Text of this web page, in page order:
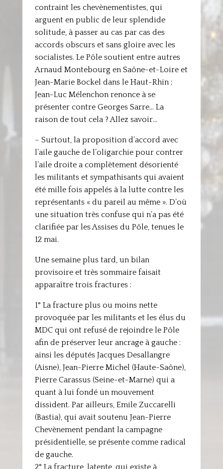
contraint les chevènementistes, qui
arguent en public de leur splendide
solitude, à passer au cas par cas des
accords obscurs et sans gloire avec les
socialistes. Le Pôle soutient entre autres
Arnaud Montebourg en Saône-et-Loire et
Jean-Marie Bockel dans le Haut-Rhin ;
Jean-Luc Mélenchon renonce à se
présenter contre Georges Sarre… La
raison de tout cela ? Allez savoir…
– Surtout, la proposition d’accord avec
l’aile gauche de l’oligarchie pour contrer
l’aile droite a complètement désorienté
les militants et sympathisants qui avaient
été mille fois appelés à la lutte contre les
représentants « du pareil au même ». D’où
une situation très confuse qui n’a pas été
clarifiée par les Assises du Pôle, tenues le
12 mai.
Une semaine plus tard, un bilan
provisoire et très sommaire faisait
apparaître trois fractures :
1° La fracture plus ou moins nette
provoquée par les militants et les élus du
MDC qui ont refusé de rejoindre le Pôle
afin de préserver leur ancrage à gauche :
ainsi les députés Jacques Desallangre
(Aisne), Jean-Pierre Michel (Haute-Saône),
Pierre Carassus (Seine-et-Marne) qui a
quant à lui fondé un mouvement
dissident. Par ailleurs, Emile Zuccarelli
(Bastia), qui avait soutenu Jean-Pierre
Chevènement pendant la campagne
présidentielle, se présente comme radical
de gauche.
2° La fracture, latente, qui existe à